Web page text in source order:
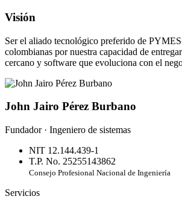
Visión
Ser el aliado tecnológico preferido de
colombianas por nuestra capacidad de
cercano y software que evoluciona con el
John Jairo Pérez Burbano
Fundador · Ingeniero de sistemas
NIT 12.144.439-1
T.P. No. 25255143862
Consejo Profesional Nacional de Ingeniería
Servicios